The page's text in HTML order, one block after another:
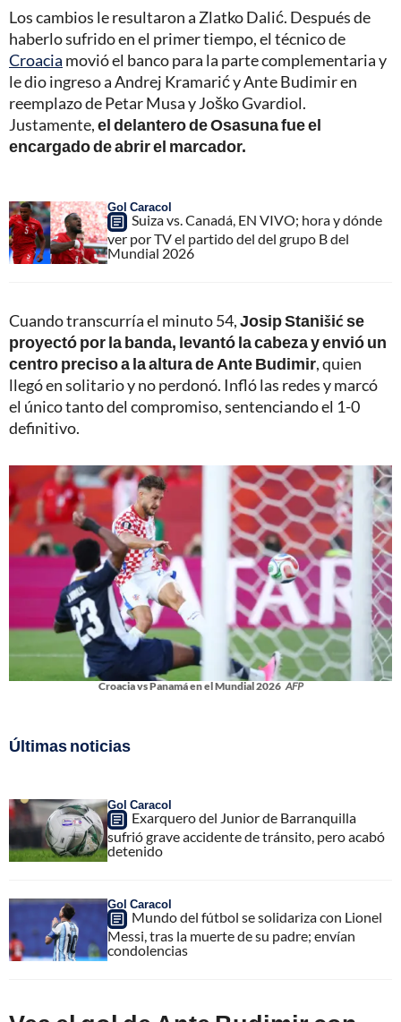
Los cambios le resultaron a Zlatko Dalić. Después de
haberlo sufrido en el primer tiempo, el técnico de
Croacia movió el banco para la parte complementaria y
le dio ingreso a Andrej Kramarić y Ante Budimir en
reemplazo de Petar Musa y Joško Gvardiol.
Justamente,el delantero de Osasuna fue el
encargado de abrir el marcador.
Gol Caracol
Suiza vs. Canadá, EN VIVO; hora y dónde
ver por TV el partido del del grupo B del
Mundial 2026
Cuando transcurría el minuto 54,Josip Stanišić se
proyectó por la banda, levantó la cabeza y envió un
centro preciso a la altura de Ante Budimir, quien
llegó en solitario y no perdonó. Infló las redes y marcó
el único tanto del compromiso, sentenciando el 1-0
definitivo.
Croacia vs Panamá en el Mundial 2026 AFP
Últimas noticias
Gol Caracol
Exarquero del Junior de Barranquilla
sufrió grave accidente de tránsito, pero acabó
detenido
Gol Caracol
Mundo del fútbol se solidariza con Lionel
Messi, tras la muerte de su padre; envían
condolencias